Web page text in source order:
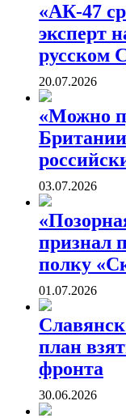
«АК-47
эксперт
русском
20.07.2026
«Можно
03.07.2026
признал
полку
01.07.2026
план
фронта
30.06.2026